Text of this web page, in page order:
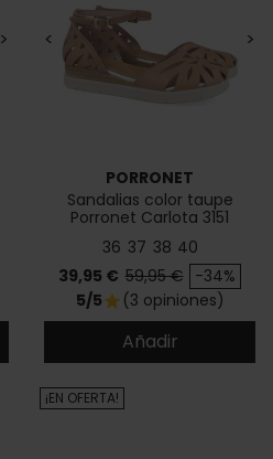
> < >
PORRONET
Sandalias color taupe
Porronet Carlota 3151
36 37 38 40
Precio
39,95 € Precio base
59,95 € -34%
5/5star (3 opiniones)
Añadir
¡EN OFERTA!